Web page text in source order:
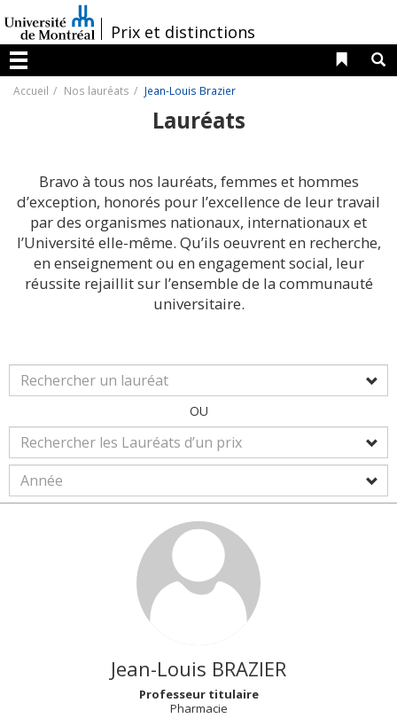
au
contenu
/Prix et distinctions
Menu
Liens
Accueil Nos lauréats Jean-Louis Brazier
Lauréats
Bravo à tous nos lauréats, femmes et hommes
d’exception, honorés pour l’excellence de leur travail
par des organismes nationaux, internationaux et
l’Université elle-même. Qu’ils oeuvrent en recherche,
en enseignement ou en engagement social, leur
réussite rejaillit sur l’ensemble de la communauté
universitaire.
OU
Jean-Louis BRAZIER
Professeur titulaire
Pharmacie